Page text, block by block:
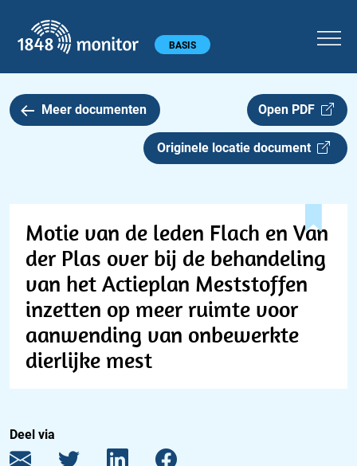
Hoofdmenu BASIS
Meer documenten Open PDF
Originele locatie document
Motie van de leden Flach en Van
der Plas over bij de behandeling
van het Actieplan Meststoffen
inzetten op meer ruimte voor
aanwending van onbewerkte
dierlijke mest
Deel via